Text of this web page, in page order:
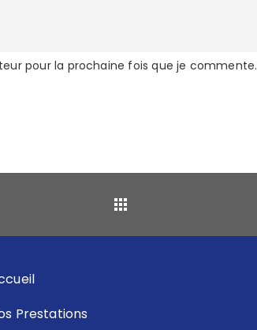
pour la prochaine fois que je commente.
Prestations